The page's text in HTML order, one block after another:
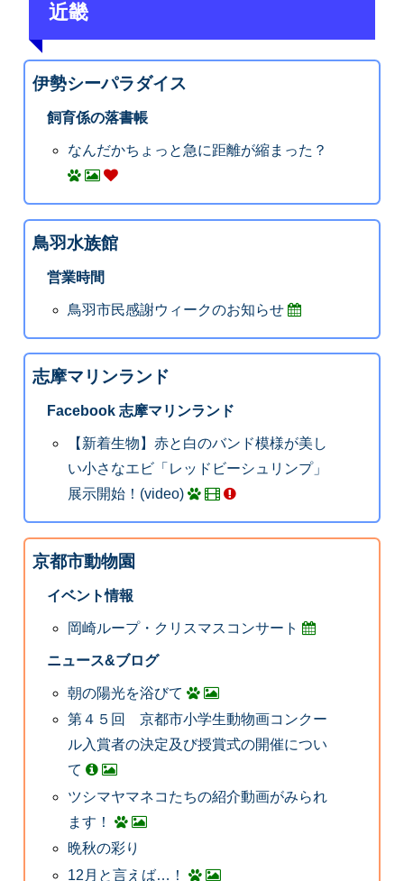
近畿
伊勢シーパラダイス
飼育係の落書帳
なんだかちょっと急に距離が縮まった？
鳥羽水族館
営業時間
鳥羽市民感謝ウィークのお知らせ
志摩マリンランド
Facebook 志摩マリンランド
【新着生物】赤と白のバンド模様が美し
い小さなエビ「レッドビーシュリンプ」
展示開始！(video)
京都市動物園
イベント情報
岡崎ループ・クリスマスコンサート
ニュース&ブログ
朝の陽光を浴びて
第４５回 京都市小学生動物画コンクー
ル入賞者の決定及び授賞式の開催につい
て
ツシマヤマネコたちの紹介動画がみられ
ます！
晩秋の彩り
12月と言えば…！